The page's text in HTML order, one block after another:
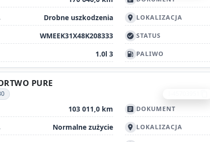
Drobne uszkodzenia location_on LOKALIZACJA
WMEEK31X48K208333 check_circle STATUS
1.0l 3 local_gas_station PALIWO
PURE
103 011,0 km article DOKUMENT
Normalne zużycie location_on LOKALIZACJA